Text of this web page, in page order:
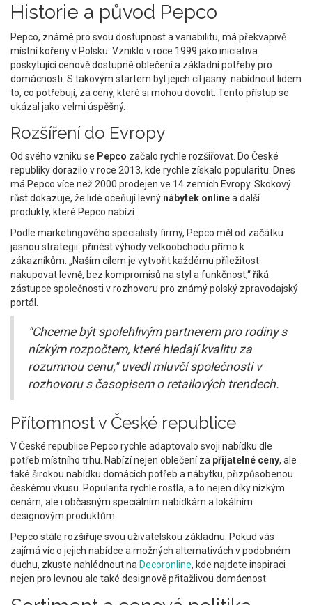
Historie a původ Pepco
Pepco, známé pro svou dostupnost a variabilitu, má překvapivě
místní kořeny v Polsku. Vzniklo v roce 1999 jako iniciativa
poskytující cenově dostupné oblečení a základní potřeby pro
domácnosti. S takovým startem byl jejich cíl jasný: nabídnout lidem
to, co potřebují, za ceny, které si mohou dovolit. Tento přístup se
ukázal jako velmi úspěšný.
Rozšíření do Evropy
Od svého vzniku se Pepco začalo rychle rozšiřovat. Do České
republiky dorazilo v roce 2013, kde rychle získalo popularitu. Dnes
má Pepco více než 2000 prodejen ve 14 zemích Evropy. Skokový
růst dokazuje, že lidé oceňují levný nábytek onlinea další
produkty, které Pepco nabízí.
Podle marketingového specialisty firmy, Pepco měl od začátku
jasnou strategii: přinést výhody velkoobchodu přímo k
zákazníkům. „Naším cílem je vytvořit každému příležitost
nakupovat levně, bez kompromisů na styl a funkčnost,“ říká
zástupce společnosti v rozhovoru pro známý polský zpravodajský
portál.
"Chceme být spolehlivým partnerem pro rodiny s
nízkým rozpočtem, které hledají kvalitu za
rozumnou cenu," uvedl mluvčí společnosti v
rozhovoru s časopisem o retailových trendech.
Přítomnost v České republice
V České republice Pepco rychle adaptovalo svoji nabídku dle
potřeb místního trhu. Nabízí nejen oblečení za přijatelné ceny, ale
také širokou nabídku domácích potřeb a nábytku, přizpůsobenou
českému vkusu. Popularita rychle rostla, a to nejen díky nízkým
cenám, ale i občasným speciálním nabídkám a lokálním
designovým produktům.
Pepco stále rozšiřuje svou uživatelskou základnu. Pokud vás
zajímá víc o jejich nabídce a možných alternativách v podobném
duchu, zkuste nahlédnout na Decoronline, kde najdete inspiraci
nejen pro levnou ale také designově přitažlivou domácnost.